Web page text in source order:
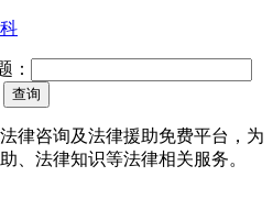
：
律咨询及法律援助免费平台，为
、法律知识等法律相关服务。